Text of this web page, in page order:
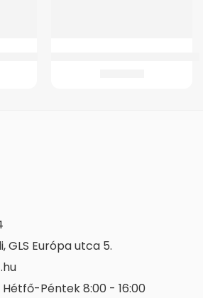
GLS Európa utca 5.
Péntek 8:00 - 16:00